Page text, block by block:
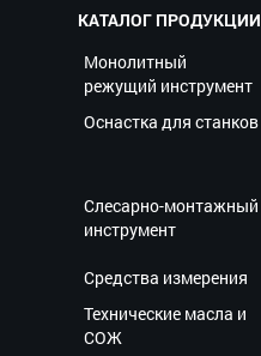
КАТАЛОГ ПРОДУКЦИИ
Монолитный
режущий инструмент
Оснастка для станков
Слесарно-монтажный
инструмент
Средства измерения
Технические масла и
СОЖ